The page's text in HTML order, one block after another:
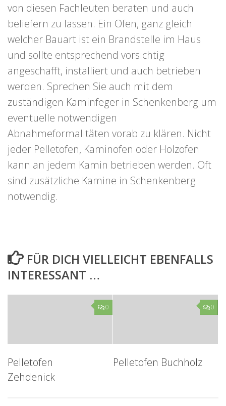
von diesen Fachleuten beraten und auch
beliefern zu lassen. Ein Ofen, ganz gleich
welcher Bauart ist ein Brandstelle im Haus
und sollte entsprechend vorsichtig
angeschafft, installiert und auch betrieben
werden. Sprechen Sie auch mit dem
zuständigen Kaminfeger in Schenkenberg um
eventuelle notwendigen
Abnahmeformalitäten vorab zu klären. Nicht
jeder Pelletofen, Kaminofen oder Holzofen
kann an jedem Kamin betrieben werden. Oft
sind zusätzliche Kamine in Schenkenberg
notwendig.
FÜR DICH VIELLEICHT EBENFALLS
INTERESSANT …
0
Pelletofen
Zehdenick
0
Pelletofen Buchholz